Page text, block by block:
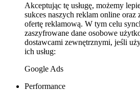
Akceptując tę usługę, możemy
sukces naszych reklam online oraz
ofertę reklamową. W tym celu
zaszyfrowane dane osobowe
dostawcami zewnętrznymi, jeśli
ich usług:
Google Ads
Performance